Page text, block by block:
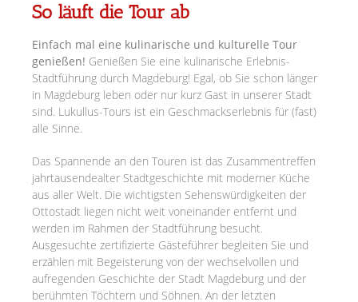
So läuft die Tour ab
Einfach mal eine kulinarische und kulturelle Tour
genießen! Genießen Sie eine kulinarische Erlebnis-
Stadtführung durch Magdeburg! Egal, ob Sie schon länger
in Magdeburg leben oder nur kurz Gast in unserer Stadt
sind. Lukullus-Tours ist ein Geschmackserlebnis für (fast)
alle Sinne.
Das Spannende an den Touren ist das Zusammentreffen
jahrtausendealter Stadtgeschichte mit moderner Küche
aus aller Welt. Die wichtigsten Sehenswürdigkeiten der
Ottostadt liegen nicht weit voneinander entfernt und
werden im Rahmen der Stadtführung besucht.
Ausgesuchte zertifizierte Gästeführer begleiten Sie und
erzählen mit Begeisterung von der wechselvollen und
aufregenden Geschichte der Stadt Magdeburg und der
berühmten Töchtern und Söhnen. An der letzten